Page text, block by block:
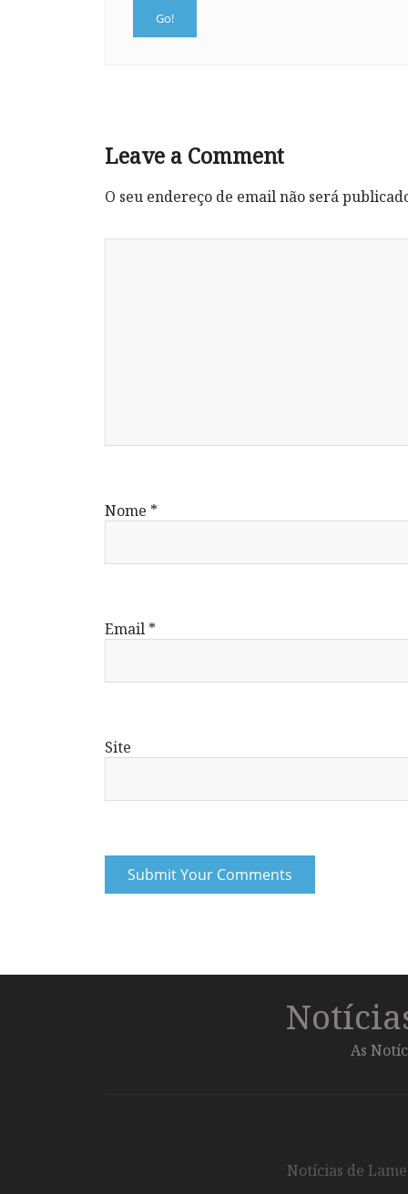
Leave a Comment
O seu endereço de email não será
Nome *
Email *
Site
As
Notícias de